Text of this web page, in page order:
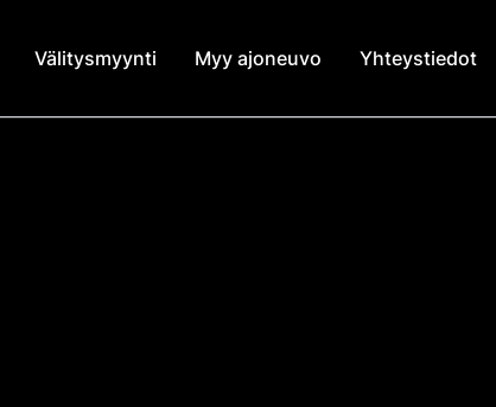
Välitysmyynti Myy ajoneuvo Yhteystiedot